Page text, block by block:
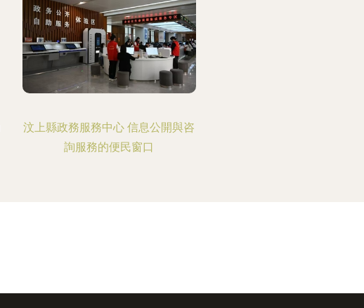
汶上縣政務服務中心 信息公開與咨
詢服務的便民窗口